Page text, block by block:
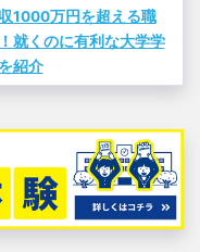
1000万円を超える職
就くのに有利な大学学
紹介